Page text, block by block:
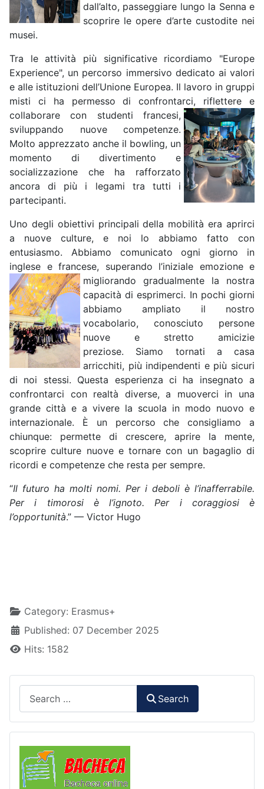
dall’alto, passeggiare lungo la Senna e
scoprire le opere d’arte custodite nei
musei.
Tra le attività più significative ricordiamo "Europe
Experience", un percorso immersivo dedicato ai valori
e alle istituzioni dell’Unione Europea. Il lavoro in gruppi
misti ci ha permesso di confrontarci, riflettere e
collaborare con studenti francesi,
sviluppando nuove competenze.
Molto apprezzato anche il bowling, un
momento di divertimento e
socializzazione che ha rafforzato
ancora di più i legami tra tutti i
partecipanti.
Uno degli obiettivi principali della mobilità era aprirci
a nuove culture, e noi lo abbiamo fatto con
entusiasmo. Abbiamo comunicato ogni giorno in
inglese e francese, superando l’iniziale emozione e
migliorando gradualmente la nostra
capacità di esprimerci. In pochi giorni
abbiamo ampliato il nostro
vocabolario, conosciuto persone
nuove e stretto amicizie
preziose. Siamo tornati a casa
arricchiti, più indipendenti e più sicuri
di noi stessi. Questa esperienza ci ha insegnato a
confrontarci con realtà diverse, a muoverci in una
grande città e a vivere la scuola in modo nuovo e
internazionale. È un percorso che consigliamo a
chiunque: permette di crescere, aprire la mente,
scoprire culture nuove e tornare con un bagaglio di
ricordi e competenze che resta per sempre.
“Il futuro ha molti nomi. Per i deboli è l’inafferrabile.
Per i timorosi è l’ignoto. Per i coraggiosi è
l’opportunità.” — Victor Hugo
DetailsCategory: Erasmus+
Published: 07 December 2025
Hits: 1582
Search